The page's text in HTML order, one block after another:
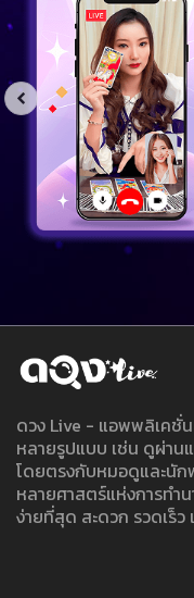
ดวง Live - แอพพลิเคชั่
หลายรูปแบบ เช่น ดูผ่าน
โดยตรงกับหมอดูและนั
หลายศาสตร์แห่งการทำ
ง่ายที่สุด สะดวก รวดเร็